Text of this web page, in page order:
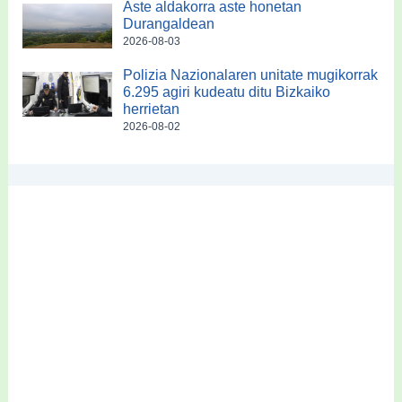
Aste aldakorra aste honetan
Durangaldean
2026-08-03
Polizia Nazionalaren unitate mugikorrak
6.295 agiri kudeatu ditu Bizkaiko
herrietan
2026-08-02